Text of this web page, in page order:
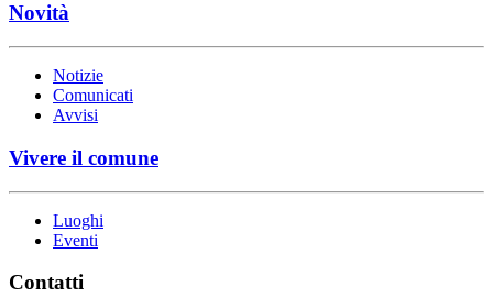
Novità
Notizie
Comunicati
Avvisi
Vivere il comune
Luoghi
Eventi
Contatti